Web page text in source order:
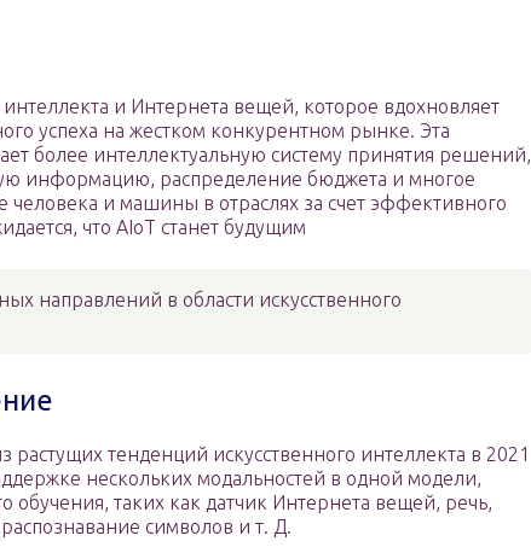
и Интернета вещей, которое вдохновляет
успеха на жестком конкурентном рынке. Эта
более интеллектуальную систему принятия решений,
информацию, распределение бюджета и многое
и машины в отраслях за счет эффективного
что AIoT станет будущим
направлений в области искусственного
тенденций искусственного интеллекта в 2021
нескольких модальностей в одной модели,
таких как датчик Интернета вещей, речь,
символов и т. Д.